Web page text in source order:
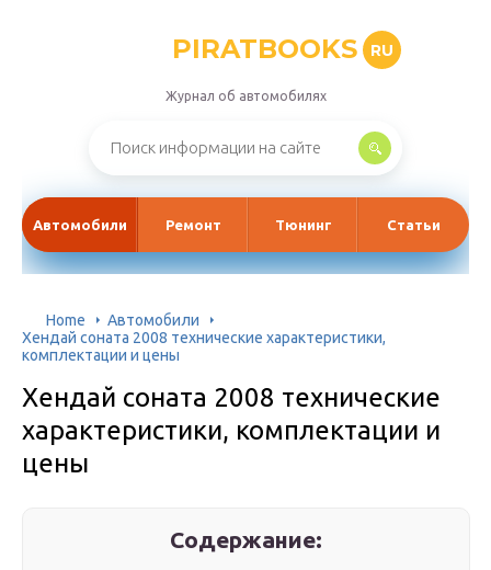
PIRATBOOKS RU
Журнал об автомобилях
Автомобили Ремонт Тюнинг Статьи
Home
Автомобили
Хендай соната 2008 технические характеристики,
комплектации и цены
Хендай соната 2008 технические
характеристики, комплектации и
цены
Содержание: